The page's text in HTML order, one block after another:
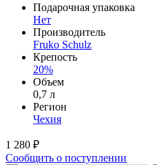
Подарочная упаковка
Нет
Производитель
Fruko Schulz
Крепость
20%
Объем
0,7 л
Регион
Чехия
1 280 ₽
Сообщить о поступлении